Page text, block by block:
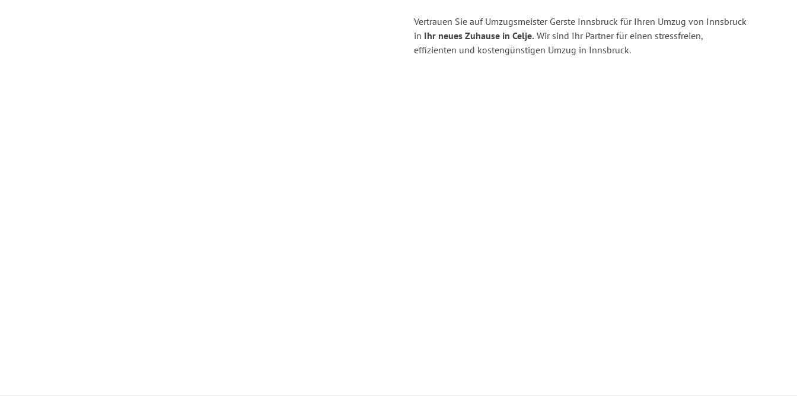
Vertrauen Sie auf Umzugsmeister Gerste Innsbruck für Ihren Umzug von Innsbruck
in Ihr neues Zuhause in Celje. Wir sind Ihr Partner für einen stressfreien,
effizienten und kostengünstigen Umzug in Innsbruck.